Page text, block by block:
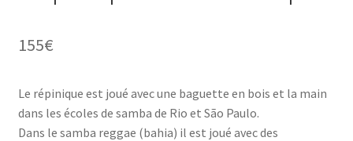
Validation de la commande
155€
Le répinique est joué avec une baguette en bois et la main
dans les écoles de samba de Rio et São Paulo.
Dans le samba reggae (bahia) il est joué avec des